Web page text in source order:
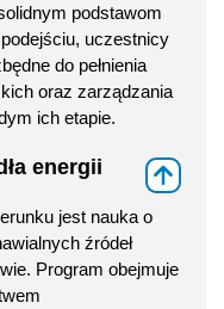
podstawom
uczestnicy
do pełnienia
oraz zarządzania
ich etapie.
energii
jest nauka o
źródeł
Program obejmuje